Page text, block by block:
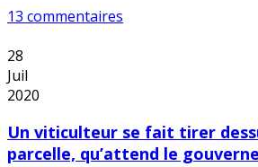
13 commentaires
28
Juil
2020
Un viticulteur se fait tirer
parcelle, qu’attend le